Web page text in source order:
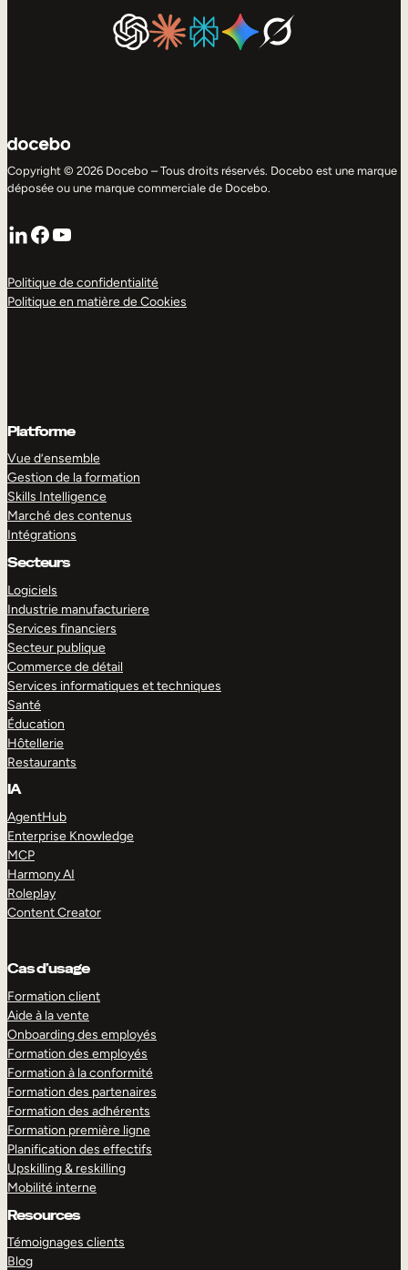
Copyright © 2026 Docebo – Tous droits réservés. Docebo est une marque
déposée ou une marque commerciale de Docebo.
LinkedIn
Facebook
YouTube
Politique de confidentialité
Politique en matière de Cookies
Platforme
Vue d’ensemble
Gestion de la formation
Skills Intelligence
Marché des contenus
Intégrations
Secteurs
Logiciels
Industrie manufacturiere
Services financiers
Secteur publique
Commerce de détail
Services informatiques et techniques
Santé
Éducation
Hôtellerie
Restaurants
IA
AgentHub
Enterprise Knowledge
MCP
Harmony AI
Roleplay
Content Creator
Cas d’usage
Formation client
Aide à la vente
Onboarding des employés
Formation des employés
Formation à la conformité
Formation des partenaires
Formation des adhérents
Formation première ligne
Planification des effectifs
Upskilling & reskilling
Mobilité interne
Resources
Témoignages clients
Blog